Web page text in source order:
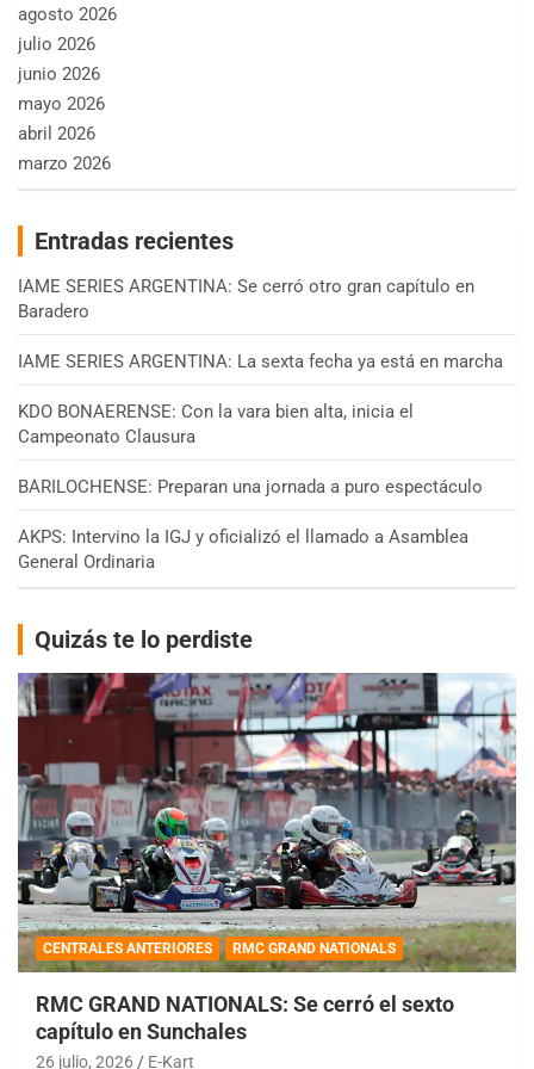
agosto 2026
julio 2026
junio 2026
mayo 2026
abril 2026
marzo 2026
Entradas recientes
IAME SERIES ARGENTINA: Se cerró otro gran capítulo en
Baradero
IAME SERIES ARGENTINA: La sexta fecha ya está en marcha
KDO BONAERENSE: Con la vara bien alta, inicia el
Campeonato Clausura
BARILOCHENSE: Preparan una jornada a puro espectáculo
AKPS: Intervino la IGJ y oficializó el llamado a Asamblea
General Ordinaria
Quizás te lo perdiste
CENTRALES ANTERIORES RMC GRAND NATIONALS
RMC GRAND NATIONALS: Se cerró el sexto
capítulo en Sunchales
26 julio, 2026 E-Kart